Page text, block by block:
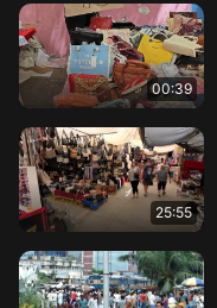
00:39
25:55